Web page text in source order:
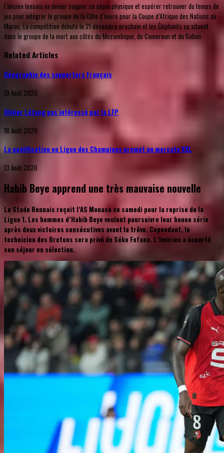
l’ancien lensois va devoir soigner ce pépin physique et espérer retrouver du temps de
jeu pour intégrer le groupe de la Côte d’Ivoire pour la Coupe d’Afrique des Nations au
Maroc. La compétition débute le 21 décembre prochain et les Éléphants se situent
dans le groupe de la mort aux côtés du Mozambique, du Cameroun et du Gabon.
Related Articles
Géographie des supporters Français
19 Août 2020
Olivier Létang pas intéressé par la LFP
18 Août 2020
La qualification en Ligue des Champions promet un mercato XXL
13 Août 2020
Habib Beye apprend une très mauvaise nouvelle
Le Stade Rennais reçoit l’AS Monaco ce samedi pour la reprise de la
Ligue 1. Les hommes d’Habib Beye veulent poursuivre leur bonne série
après deux victoires consécutives avant la trêve. Cependant, le
technicien des Bretons sera privé de Séko Fofana. L’Ivoirien a écourté
son séjour en sélection.